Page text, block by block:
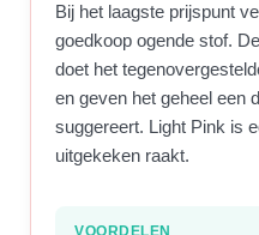
Bij het laagste prijspunt
goedkoop ogende stof.
doet het
en geven het geheel een
suggereert. Light Pink is
uitgekeken raakt.
VOORDELEN